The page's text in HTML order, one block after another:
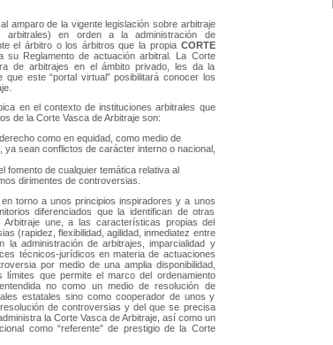
amparo de la vigente legislación sobre arbitraje
arbitrales) en orden a la administración de
el árbitro o los árbitros que la propia CORTE
Reglamento de actuación arbitral. La Corte
de arbitrajes en el ámbito privado, les da la
este “portal virtual” posibilitará conocer los
en el contexto de instituciones arbitrales que
de la Corte Vasca de Arbitraje son:
como en equidad, como medio de
sean conflictos de carácter interno o nacional,
fomento de cualquier temática relativa al
dirimentes de controversias.
torno a unos principios inspiradores y a unos
diferenciados que la identifican de otras
une, a las características propias del
(rapidez, flexibilidad, agilidad, inmediatez entre
la administración de arbitrajes, imparcialidad y
técnicos-jurídicos en materia de actuaciones
por medio de una amplia disponibilidad,
que permite el marco del ordenamiento
no como un medio de resolución de
estatales sino como cooperador de unos y
de controversias y del que se precisa
la Corte Vasca de Arbitraje, así como un
como “referente” de prestigio de la Corte